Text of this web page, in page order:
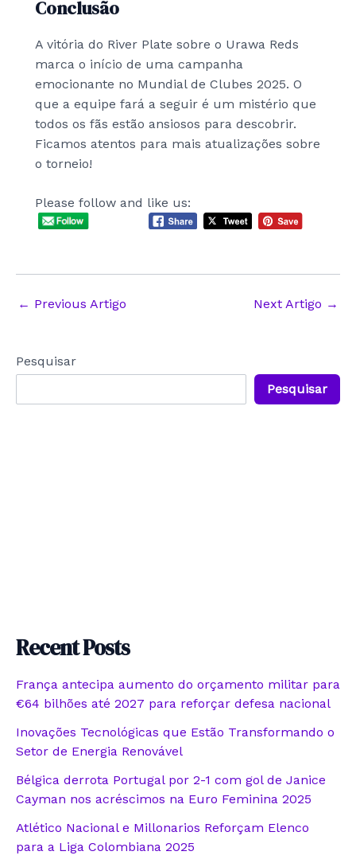
Conclusão
A vitória do River Plate sobre o Urawa Reds
marca o início de uma campanha
emocionante no Mundial de Clubes 2025. O
que a equipe fará a seguir é um mistério que
todos os fãs estão ansiosos para descobrir.
Ficamos atentos para mais atualizações sobre
o torneio!
Please follow and like us:
Post
← Previous Artigo Next Artigo →
Pesquisar
Pesquisar
Recent Posts
França antecipa aumento do orçamento militar para
€64 bilhões até 2027 para reforçar defesa nacional
Inovações Tecnológicas que Estão Transformando o
Setor de Energia Renovável
Bélgica derrota Portugal por 2-1 com gol de Janice
Cayman nos acréscimos na Euro Feminina 2025
Atlético Nacional e Millonarios Reforçam Elenco
para a Liga Colombiana 2025